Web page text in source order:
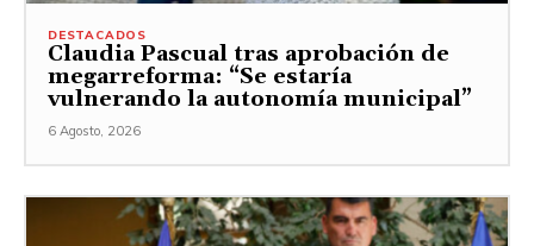
DESTACADOS
Claudia Pascual tras aprobación de
megarreforma: “Se estaría
vulnerando la autonomía municipal”
6 Agosto, 2026